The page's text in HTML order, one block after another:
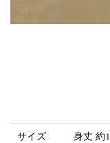
サイズ 身丈 約